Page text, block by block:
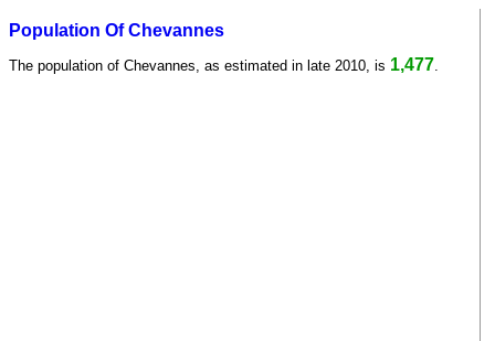
Population Of Chevannes
The population of Chevannes, as estimated in late 2010, is 1,477